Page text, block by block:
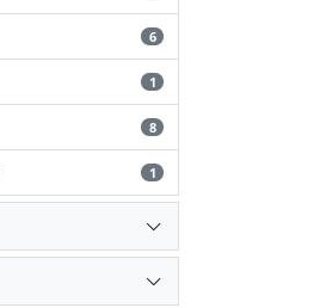
6
1
8
1